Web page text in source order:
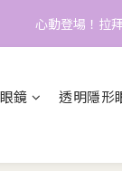
心動登場！拉
鏡 透明隱形